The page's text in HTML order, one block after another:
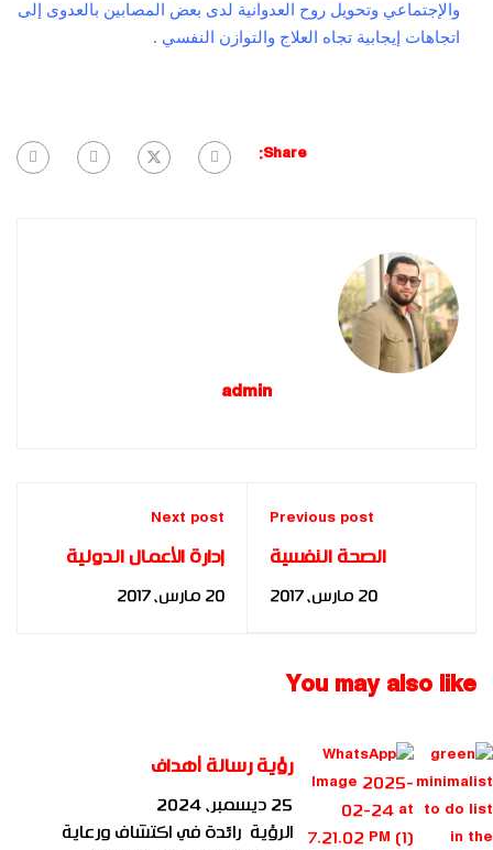
والإجتماعي وتحويل روح العدوانية لدى بعض المصابين بالعدوى إلى
اتجاهات إيجابية تجاه العلاج والتوازن النفسي .
Share:
admin
Previous post
الصحة النفسية
السنوسي
20 مارس، 2017
Next post
إدارة الأعمال الدولية
20 مارس، 2017
You may also like
رؤية رسالة أهداف
25 ديسمبر، 2024
الرؤية رائدة في اكتشاف ورعاية